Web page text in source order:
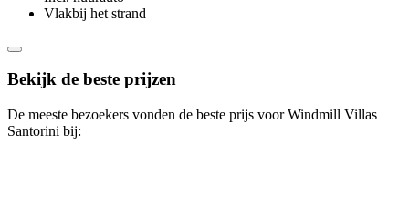
Vlakbij het strand
Bekijk de beste prijzen
De meeste bezoekers vonden de beste prijs voor Windmill Villas
Santorini bij: